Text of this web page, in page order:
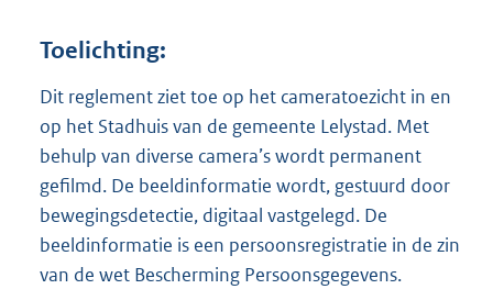
Toelichting:
Dit reglement ziet toe op het cameratoezicht in en
op het Stadhuis van de gemeente Lelystad. Met
behulp van diverse camera’s wordt permanent
gefilmd. De beeldinformatie wordt, gestuurd door
bewegingsdetectie, digitaal vastgelegd. De
beeldinformatie is een persoonsregistratie in de zin
van de wet Bescherming Persoonsgegevens.